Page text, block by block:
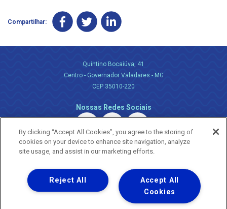
Compartilhar:
Quintino Bocaiúva, 41
Centro - Governador Valadares - MG
CEP 35010-220
Nossas Redes Sociais
Uma empresa
Copyright ® 2026 - Todos os Direitos Reservados.
Nossa natureza movimenta a vida
By clicking “Accept All Cookies”, you agree to the storing of
cookies on your device to enhance site navigation, analyze
site usage, and assist in our marketing efforts.
Accept All
Cookies
Reject All